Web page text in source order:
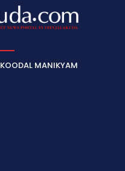
KOODAL MANIKYAM